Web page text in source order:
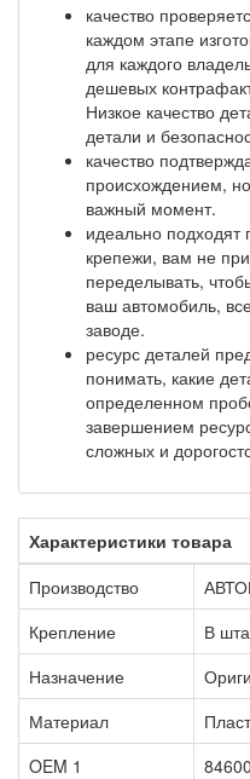
качество
каждом этапе
для каждого
дешевых
Низкое качество
детали и
качество
происхождением,
важный момент.
идеально
крепежи, вам не
переделывать,
ваш автомобиль,
заводе.
ресурс деталей
понимать, какие
определенном
завершением
сложных и
Характеристики товара
Производство
Крепление
В
Назначение
Материал
OEM 1